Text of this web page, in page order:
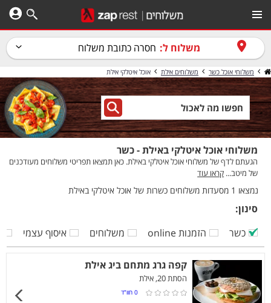
משלוח ל: חסרה כתובת משלוח
משלוחי אוכל כשר משלוחים אילת אוכל איטלקי אילת
משלוחי אוכל איטלקי באילת - כשר
הגעתם לדף של משלוחי אוכל איטלקי באילת. כאן תמצאו תפריטי משלוחים מעודכנים
של מיטב... קראו עוד
נמצאו 1 מסעדות משלוחים כשרות של אוכל איטלקי באילת
סינון:
כשר
הזמנות online משלוחים איסוף עצמי
קפה גרג מתחם ביג אילת
הסתת 20, אילת
0 חוו”ד